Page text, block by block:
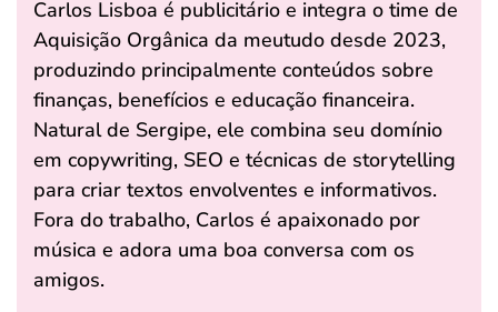
Carlos Lisboa é publicitário e integra o time de
Aquisição Orgânica da meutudo desde 2023,
produzindo principalmente conteúdos sobre
finanças, benefícios e educação financeira.
Natural de Sergipe, ele combina seu domínio
em copywriting, SEO e técnicas de storytelling
para criar textos envolventes e informativos.
Fora do trabalho, Carlos é apaixonado por
música e adora uma boa conversa com os
amigos.